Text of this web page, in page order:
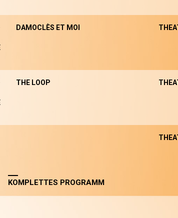
DAMOCLÈS ET MOI
THE LOOP
KOMPLETTES PROGRAMM